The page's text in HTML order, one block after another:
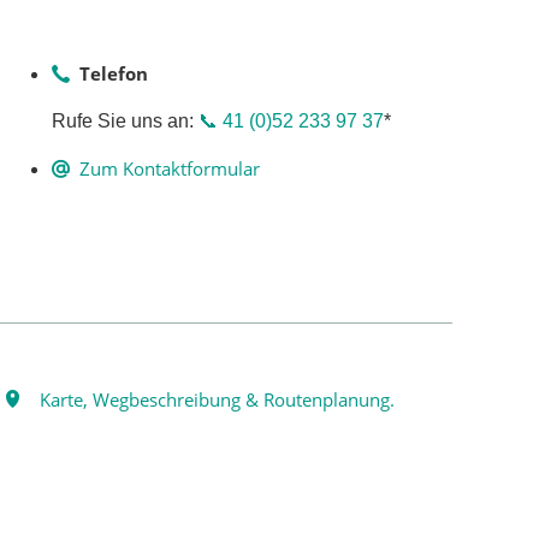
Telefon
Rufe Sie uns an: 📞 41 (0)52 233 97 37*
Zum Kontaktformular
Karte, Wegbeschreibung & Routenplanung.